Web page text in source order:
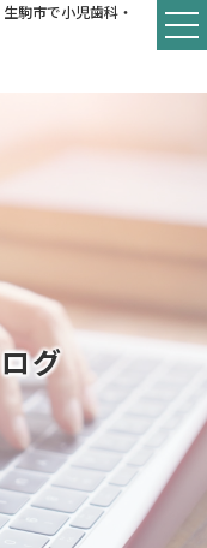
駒市で小児歯科・
グ